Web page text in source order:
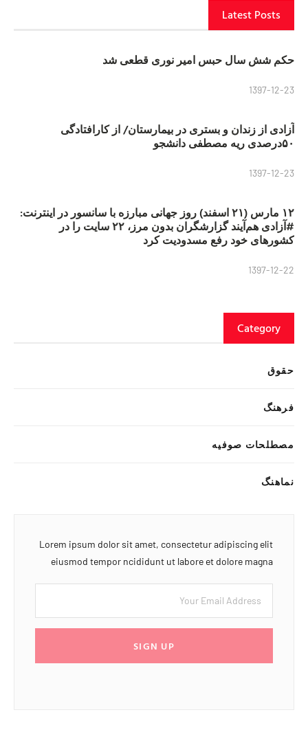
Latest Posts
حکم شش سال حبس امیر نوری قطعی شد
1397-12-23
آزادی از زندان و بستری در بیمارستان/ از کارافتادگی
۵۰درصدی ریه مصطفی دانشجو
1397-12-23
۱۲ مارس (۲۱ اسفند) روز جهانی مبارزه با سانسور در اینترنت:
#آزادی هم‌آیند گزارشگران‌ بدون مرز، ۲۲ سایت را در
کشورهای خود رفع مسدودیت کرد
1397-12-22
Category
حقوق
فرهنگ
مصطلحات صوفیه
نماهنگ
Lorem ipsum dolor sit amet, consectetur adipiscing elit
eiusmod tempor ncididunt ut labore et dolore magna
SIGN UP